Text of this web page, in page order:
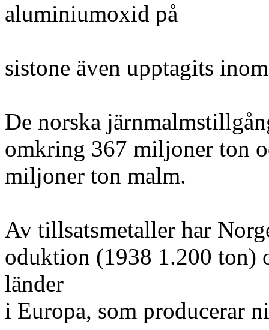
aluminiumoxid på
sistone även upptagits
De norska
omkring 367 miljoner ton
miljoner ton malm.
Av tillsatsmetaller har
oduktion (1938 1.200 ton)
länder
i Europa, som producerar